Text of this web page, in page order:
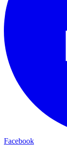
Facebook